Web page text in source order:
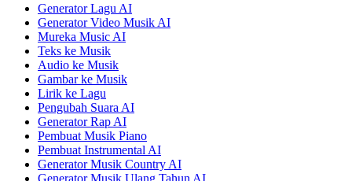
Generator Lagu AI
Generator Video Musik AI
Mureka Music AI
Teks ke Musik
Audio ke Musik
Gambar ke Musik
Lirik ke Lagu
Pengubah Suara AI
Generator Rap AI
Pembuat Musik Piano
Pembuat Instrumental AI
Generator Musik Country AI
Generator Musik Ulang Tahun AI